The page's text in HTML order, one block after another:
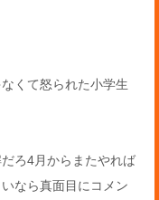
くて怒られた小学生
ろ4月からまたやれば
なら真面目にコメン